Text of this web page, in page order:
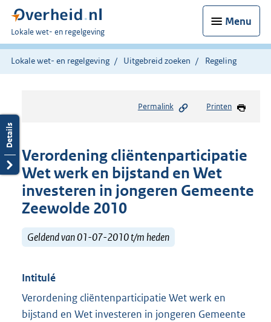
Menu
U
bent
hier:
Lokale wet- en regelgeving
Lokale wet- en regelgeving Uitgebreid zoeken Regeling
Permalink Printen
Verordening cliëntenparticipatie
Wet werk en bijstand en Wet
investeren in jongeren Gemeente
Zeewolde 2010
Geldend van 01-07-2010 t/m heden
Intitulé
Verordening cliëntenparticipatie Wet werk en
bijstand en Wet investeren in jongeren Gemeente